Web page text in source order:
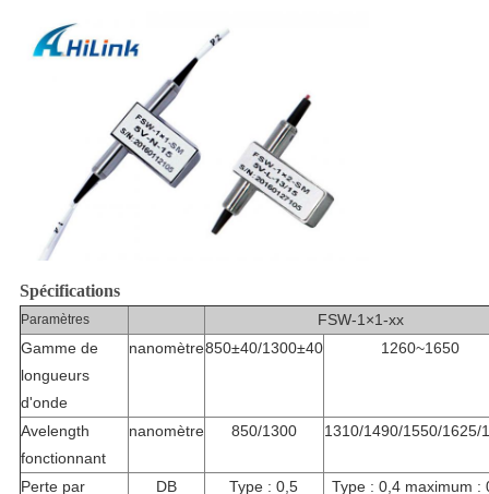
Spécifications
Paramètres
FSW-1×1-xx
Gamme de
longueurs
d'onde
nanomètre850±40/1300±40 1260~1650
Avelength
fonctionnant
nanomètre 850/1300 1310/1490/1550/1625/
Perte par
DB
Type : 0,5
Type : 0,4 maximum :